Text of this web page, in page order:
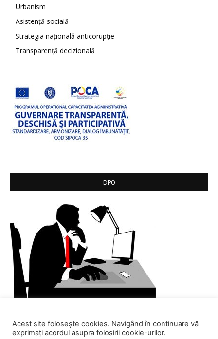
Urbanism
Asistență socială
Strategia națională anticorupție
Transparență decizională
DPO
Acest site folosește cookies. Navigând în continuare vă
exprimați acordul asupra folosirii cookie-urilor.